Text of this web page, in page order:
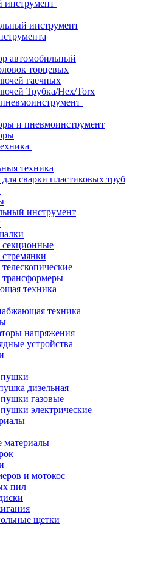
инструмент
инструмент
автомобильный
торцевых
гаечных
Трубка/Hex/Torx
и пневмоинструмент
техника
сварки пластиковых труб
инструмент
техника
техника
напряжения
устройства
дизельная
газовые
электрические
материалы
и мотокос
пил
щетки